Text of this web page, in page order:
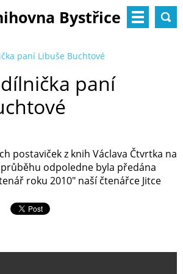
Bystřice
paní Libuše Buchtové
paní
postaviček z knih Václava Čtvrtka na
odpoledne byla předána
roku 2010" naší čtenářce Jitce